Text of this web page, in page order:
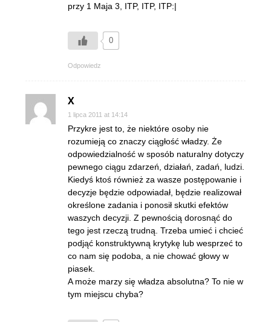
przy 1 Maja 3, ITP, ITP, ITP:|
0
Odpowiedz
X
1 lipca 2011 at 14:14
Przykre jest to, że niektóre osoby nie
rozumieją co znaczy ciągłość władzy. Że
odpowiedzialność w sposób naturalny dotyczy
pewnego ciągu zdarzeń, działań, zadań, ludzi.
Kiedyś ktoś również za wasze postępowanie i
decyzje będzie odpowiadał, będzie realizował
określone zadania i ponosił skutki efektów
waszych decyzji. Z pewnością dorosnąć do
tego jest rzeczą trudną. Trzeba umieć i chcieć
podjąć konstruktywną krytykę lub wesprzeć to
co nam się podoba, a nie chować głowy w
piasek.
A może marzy się władza absolutna? To nie w
tym miejscu chyba?